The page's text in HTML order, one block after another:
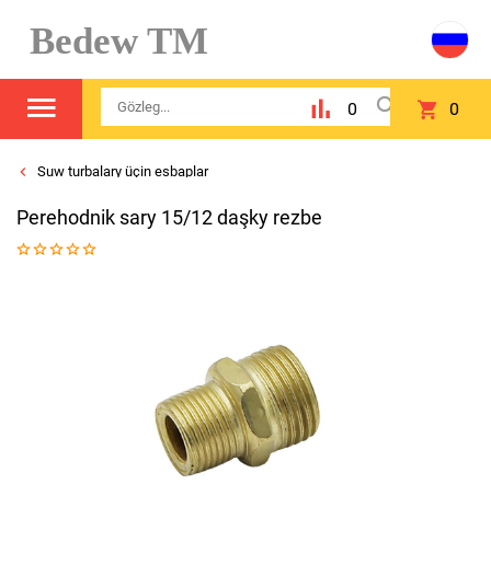
Bedew TM
0 0
Suw turbalary üçin esbaplar
Perehodnik sary 15/12 daşky rezbe